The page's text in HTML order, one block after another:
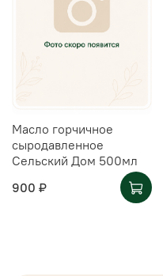
Масло горчичное
сыродавленное
Сельский Дом 500мл
900 ₽